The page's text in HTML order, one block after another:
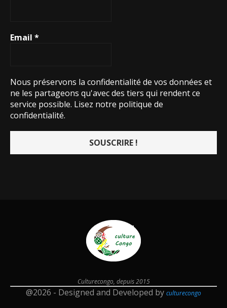
Email *
Nous préservons la confidentialité de vos données et
ne les partageons qu'avec des tiers qui rendent ce
service possible. Lisez notre politique de
confidentialité.
Culturecongo, depuis 2015
@2026 - Designed and Developed by culturecongo